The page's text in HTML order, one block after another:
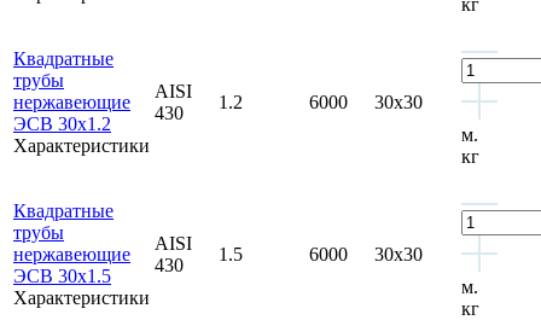
Квадратные
трубы
нержавеющие
ЭСВ 30x1.2
Характеристики
AISI
430
1.2 6000
30x30
м.
кг
Квадратные
трубы
нержавеющие
ЭСВ 30x1.5
Характеристики
AISI
430
1.5 6000
30x30
м.
кг